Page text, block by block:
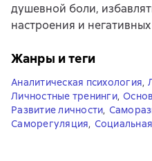
душевной боли,
настроения и
Жанры и теги
Аналитическая психология,
Личностные тренинги,
Развитие личности,
Саморегуляция,